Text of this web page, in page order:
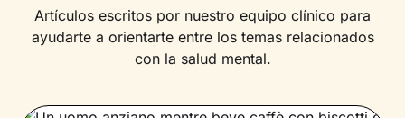
Artículos escritos por nuestro equipo clínico para
ayudarte a orientarte entre los temas relacionados
con la salud mental.